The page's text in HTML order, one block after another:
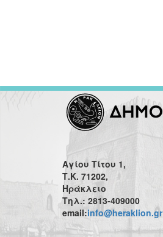
Αγίου Τίτου 1,
Τ.Κ. 71202,
Ηράκλειο
Τηλ.: 2813-409000
email:info@heraklion.gr